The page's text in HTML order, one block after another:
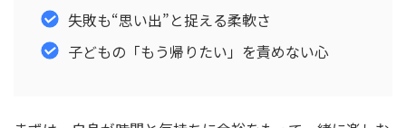
失敗も“思い出”と捉える柔軟さ
子どもの「もう帰りたい」を責めない心